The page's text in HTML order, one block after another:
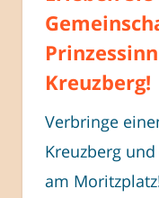
Kreuzberg!
Verbringe
Kreuzberg
am